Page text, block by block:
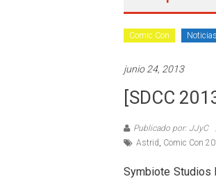
Coleccionables
Comic Con Noticias
junio 24, 2013
[SDCC
Publicado por: JJyC
Astrid, Comic Con
Symbiote Studios